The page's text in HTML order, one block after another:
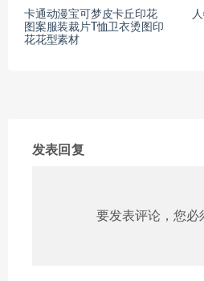
卡通动漫宝可梦皮卡丘印花
图案服装裁片T恤卫衣烫图印
花花型素材
发表回复
要发表评论，您必